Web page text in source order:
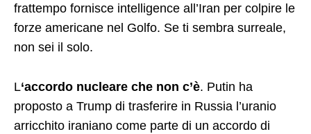
frattempo fornisce intelligence all’Iran per colpire le
forze americane nel Golfo. Se ti sembra surreale,
non sei il solo.
L‘accordo nucleare che non c’è. Putin ha
proposto a Trump di trasferire in Russia l’uranio
arricchito iraniano come parte di un accordo di